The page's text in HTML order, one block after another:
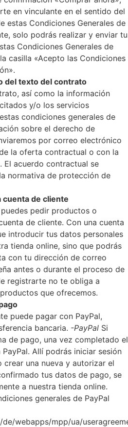
en vinculante en el sentido del
estas Condiciones Generales de
solo podrás realizar y enviar tu
Condiciones Generales de
casilla «Acepto las Condiciones
del texto del contrato
así como la información
y/o los servicios
condiciones generales de
sobre el derecho de
por correo electrónico
la oferta contractual o con la
El acuerdo contractual se
normativa de protección de
cuenta de cliente
pedir productos o
de cliente. Con una cuenta
introducir tus datos personales
tienda online, sino que podrás
con tu dirección de correo
antes o durante el proceso de
registrarte no te obliga a
que ofrecemos.
puede pagar con PayPal,
bancaria. -PayPal Si
de pago, una vez completado el
Allí podrás iniciar sesión
crear una nueva y autorizar el
tus datos de pago, se
a nuestra tienda online.
generales de PayPal
webapps/mpp/ua/